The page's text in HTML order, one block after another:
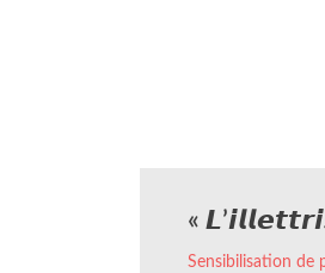
«
Sensibilisation de